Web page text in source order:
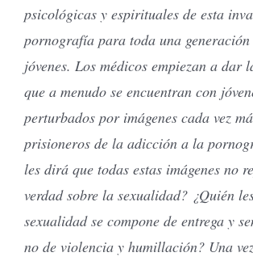
psicológicas y espirituales de esta
pornografía para toda una
jóvenes. Los médicos empiezan a dar
que a menudo se encuentran con
perturbados por imágenes cada vez
prisioneros de la adicción a la
les dirá que todas estas imágenes no
verdad sobre la sexualidad? ¿Quién
sexualidad se compone de entrega y
no de violencia y humillación? Una